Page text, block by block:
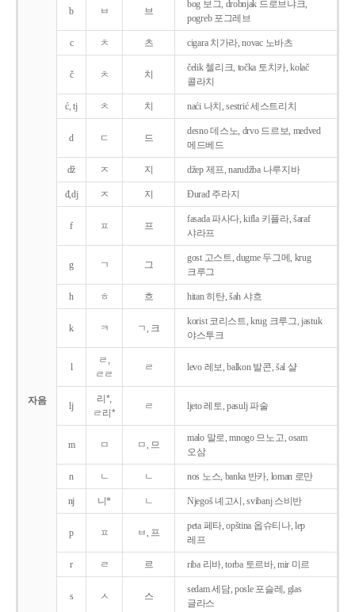
자음
b ㅂ 브
bog 보그, drobnjak 드로브냐크,
pogreb 포그레브
c ㅊ 츠 cigara 치가라, novac 노바츠
č ㅊ 치
čelik 첼리크, točka 토치카, kolač
콜라치
ć, tj ㅊ 치 naći 나치, sestrić 세스트리치
d ㄷ 드
desno 데스노, drvo 드르보, medved
메드베드
dž ㅈ 지 džep 제프, narudžba 나루지바
đ,dj ㅈ 지 Ðurađ 주라지
f ㅍ 프
fasada 파사다, kifla 키플라, šaraf
샤라프
g ㄱ 그
gost 고스트, dugme 두그메, krug
크루그
h ㅎ 흐 hitan 히탄, šah 샤흐
k ㅋ ㄱ, 크
korist 코리스트, krug 크루그, jastuk
야스투크
l
ㄹ,
ㄹㄹ
ㄹ levo 레보, balkon 발콘, šal 샬
lj
리*,
ㄹ리*
ㄹ ljeto 레토, pasulj 파술
m ㅁ ㅁ, 므
malo 말로, mnogo 므노고, osam
오삼
n ㄴ ㄴ nos 노스, banka 반카, loman 로만
nj 니* ㄴ Njegoš 녜고시, svibanj 스비반
p ㅍ ㅂ, 프
peta 페타, opština 옵슈티나, lep
레프
r ㄹ 르 riba 리바, torba 토르바, mir 미르
s ㅅ 스
sedam 세담, posle 포슬레, glas
글라스